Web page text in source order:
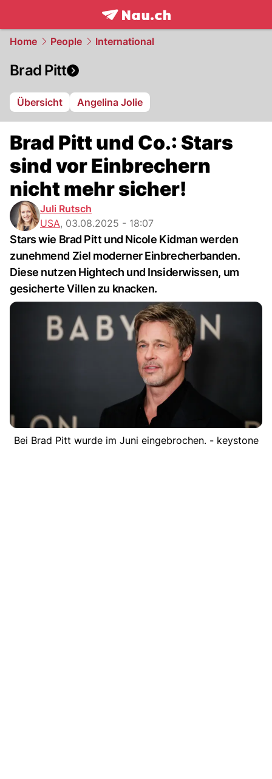
frontpage.NAU.ch
Home People International
Brad Pitt
Übersicht Angelina Jolie
Brad Pitt und Co.: Stars
sind vor Einbrechern
nicht mehr sicher!
Juli Rutsch
USA, 03.08.2025 - 18:07
Stars wie Brad Pitt und Nicole Kidman werden
zunehmend Ziel moderner Einbrecherbanden.
Diese nutzen Hightech und Insiderwissen, um
gesicherte Villen zu knacken.
Bei Brad Pitt wurde im Juni eingebrochen. - keystone